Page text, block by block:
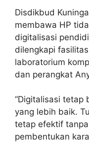
Disdikbud
membawa HP
digitalisasi
dilengkapi
laboratorium
dan perangkat
“Digitalisasi tetap
yang lebih baik.
tetap efektif
pembentukan